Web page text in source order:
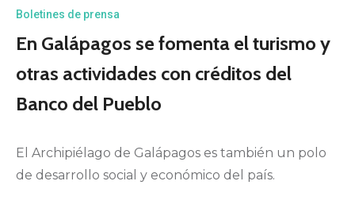
Boletines de prensa
En Galápagos se fomenta el turismo y
otras actividades con créditos del
Banco del Pueblo
El Archipiélago de Galápagos es también un polo
de desarrollo social y económico del país.